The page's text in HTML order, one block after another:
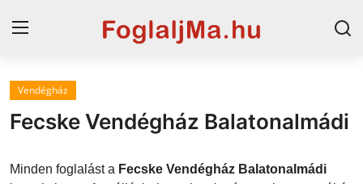
Horvát tengerpart
Szállások a Balatonon
Vendégház
Fecske Vendégház Balatonalmádi
Minden foglalást a Fecske Vendégház Balatonalmádi